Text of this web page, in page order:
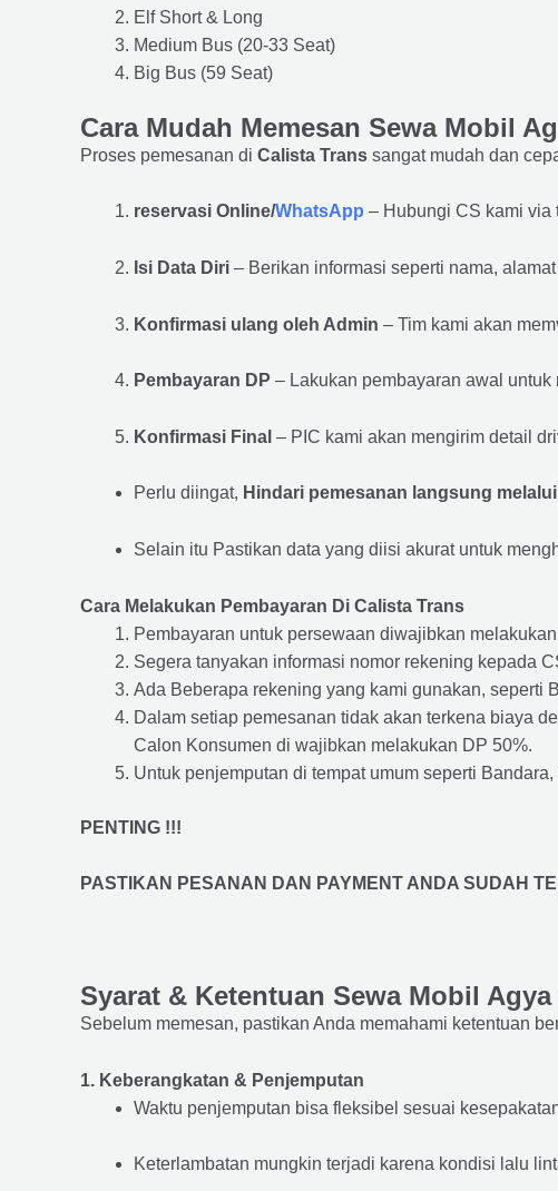
Elf Short & Long
Medium Bus (20-33 Seat)
Big Bus (59 Seat)
Cara Mudah Memesan Sewa Mobil
Proses pemesanan di Calista Trans sangat mudah dan
reservasi Online/WhatsApp – Hubungi CS kami via
Isi Data Diri – Berikan informasi seperti nama,
Konfirmasi ulang oleh Admin – Tim kami akan
Pembayaran DP – Lakukan pembayaran awal
Konfirmasi Final – PIC kami akan mengirim detail
Perlu diingat, Hindari pemesanan langsung
Selain itu Pastikan data yang diisi akurat untuk
Cara Melakukan Pembayaran Di Calista Trans
Pembayaran untuk persewaan diwajibkan
Segera tanyakan informasi nomor rekening kepada
Ada Beberapa rekening yang kami gunakan, seperti
Dalam setiap pemesanan tidak akan terkena biaya
Calon Konsumen di wajibkan melakukan DP 50%.
Untuk penjemputan di tempat umum seperti
PENTING !!!
PASTIKAN PESANAN DAN PAYMENT ANDA SUDAH
Syarat & Ketentuan Sewa Mobil Agya
Sebelum memesan, pastikan Anda memahami ketentuan
1. Keberangkatan & Penjemputan
Waktu penjemputan bisa fleksibel sesuai
Keterlambatan mungkin terjadi karena kondisi lalu